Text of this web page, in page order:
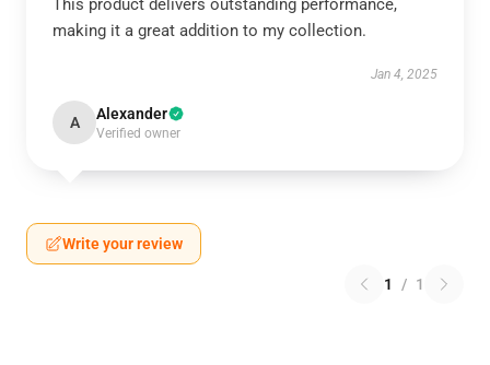
This product delivers outstanding performance,
making it a great addition to my collection.
Jan 4, 2025
A Alexander
Verified owner
Write your review
1 / 1